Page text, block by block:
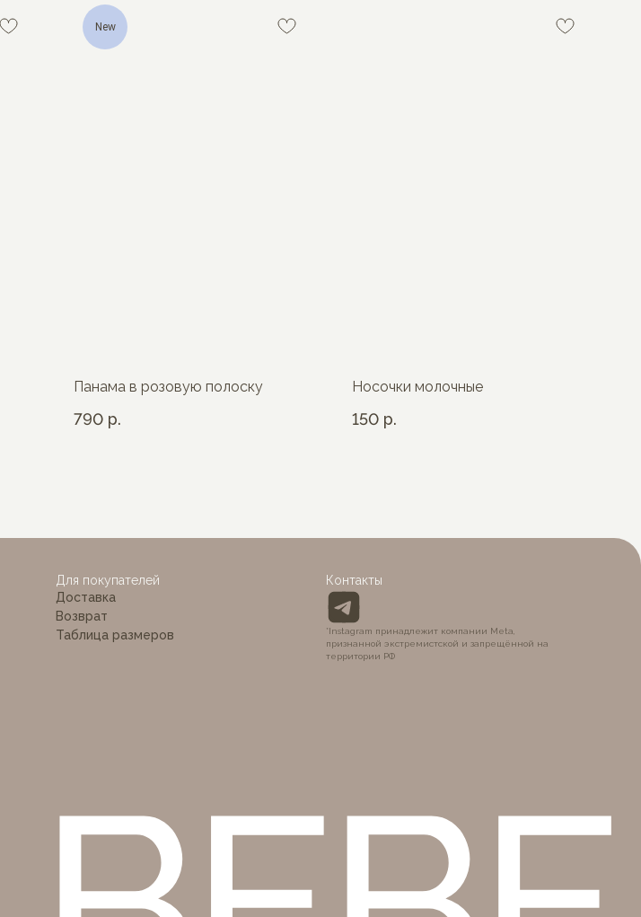
New
Панама в розовую полоску
790 р.
Носочки молочные
150 р.
Для покупателей
Доставка
Возврат
Таблица размеров
Контакты
*Instagram принадлежит компании Meta,
признанной экстремистской и запрещённой на
территории РФ